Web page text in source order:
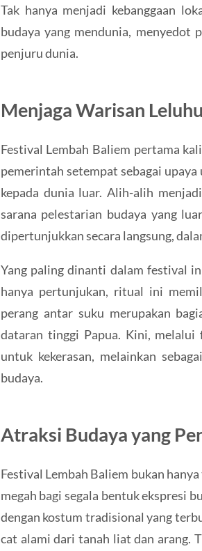
Tak hanya menjadi kebanggaan
budaya yang mendunia, menyedot
penjuru dunia.
Menjaga Warisan
Festival Lembah Baliem pertama
pemerintah setempat sebagai
kepada dunia luar. Alih-alih
sarana pelestarian budaya yang
dipertunjukkan secara langsung,
Yang paling dinanti dalam festival
hanya pertunjukan, ritual ini
perang antar suku merupakan
dataran tinggi Papua. Kini,
untuk kekerasan, melainkan
budaya.
Atraksi Budaya yang
Festival Lembah Baliem bukan
megah bagi segala bentuk ekspresi
dengan kostum tradisional yang
cat alami dari tanah liat dan arang.